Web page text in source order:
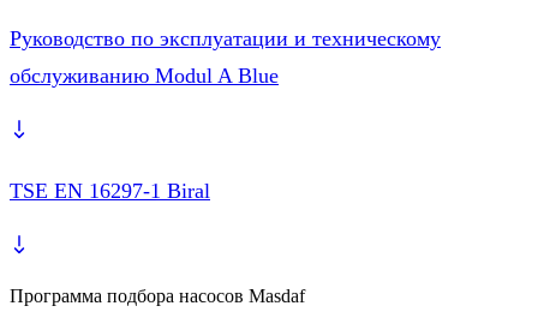
Руководство по эксплуатации и техническому
обслуживанию Modul A Blue
TSE EN 16297-1 Biral
Программа подбора насосов Masdaf